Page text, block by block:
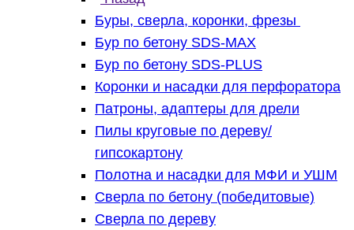
Буры, сверла, коронки, фрезы
Бур по бетону SDS-MAX
Бур по бетону SDS-PLUS
Коронки и насадки для перфоратора
Патроны, адаптеры для дрели
Пилы круговые по дереву/
гипсокартону
Полотна и насадки для МФИ и УШМ
Сверла по бетону (победитовые)
Сверла по дереву